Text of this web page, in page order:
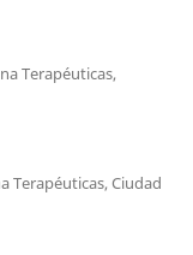
Terapéuticas,
Terapéuticas, Ciudad